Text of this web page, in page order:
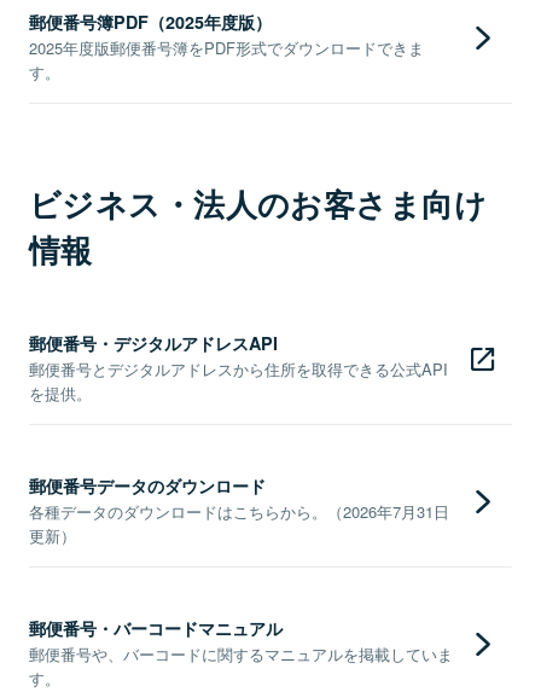
郵便番号簿PDF（2025年度版）
2025年度版郵便番号簿をPDF形式でダウンロードできま
す。
ビジネス・法人のお客さま向け
情報
郵便番号・デジタルアドレスAPI
郵便番号とデジタルアドレスから住所を取得できる公式API
を提供。
郵便番号データのダウンロード
各種データのダウンロードはこちらから。（2026年7月31日
更新）
郵便番号・バーコードマニュアル
郵便番号や、バーコードに関するマニュアルを掲載していま
す。